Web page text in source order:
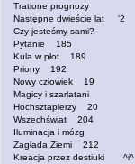
Tratione prognozy
Następne dwieście lat '2
Czy jesteśmy sami?
Pytanie 185
Kula w płot 189
Priony 192
Nowy człowiek 19
Magicy i szarlatani
Hochsztaplerzy 20
Wszechświat 204
Iluminacja i mózg
Zagłada Ziemi 212
Kreacja przez destiuki ^i^